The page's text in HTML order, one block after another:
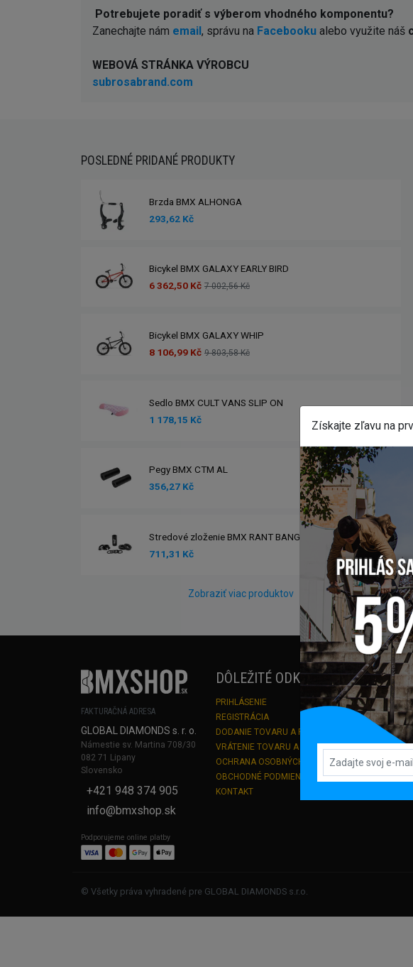
Potrebujete poradiť s výberom vhodného komponentu?
Zanechajte nám email , správu na Facebooku alebo využite náš
WEBOVÁ STRÁNKA VÝROBCU
subrosabrand.com
POSLEDNÉ PRIDANÉ PRODUKTY
Brzda BMX ALHONGA
293,62 Kč
Bicykel BMX GALAXY EARLY BIRD
6 362,50 Kč 7 002,56 Kč
Bicykel BMX GALAXY WHIP
8 106,99 Kč 9 803,58 Kč
Sedlo BMX CULT VANS SLIP ON
1 178,15 Kč
Pegy BMX CTM AL
356,27 Kč
Stredové zloženie BMX RANT BANG UR SPANISH BB
711,31 Kč
Zobraziť viac produktov
FAKTURAČNÁ ADRESA
GLOBAL DIAMONDS s. r. o.
Námestie sv. Martina 708/30
082 71 Lipany
Slovensko
+421 948 374 905
info@bmxshop.sk
Podporujeme online platby
DÔLEŽITÉ ODKAZY
PRIHLÁSENIE
REGISTRÁCIA
DODANIE TOVARU A PLATBA
VRÁTENIE TOVARU A REKLAMÁCIA
OCHRANA OSOBNÝCH ÚDAJOV
OBCHODNÉ PODMIENKY
KONTAKT
© Všetky práva vyhradené pre GLOBAL DIAMONDS s.r.o.
Získajte zľavu na